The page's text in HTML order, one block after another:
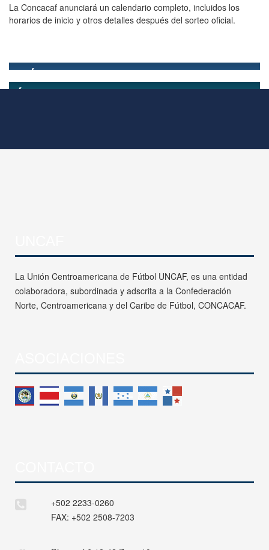
La Concacaf anunciará un calendario completo, incluidos los
horarios de inicio y otros detalles después del sorteo oficial.
La Unión Centroamericana de Fútbol UNCAF, es una entidad
colaboradora, subordinada y adscrita a la Confederación
Norte, Centroamericana y del Caribe de Fútbol, CONCACAF.
+502 2233-0260
FAX: +502 2508-7203